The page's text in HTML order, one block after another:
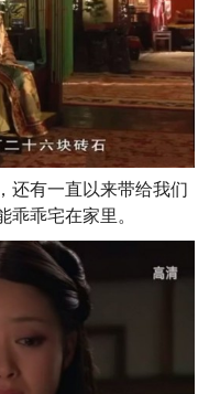
还有一直以来带给我们
乖乖宅在家里。